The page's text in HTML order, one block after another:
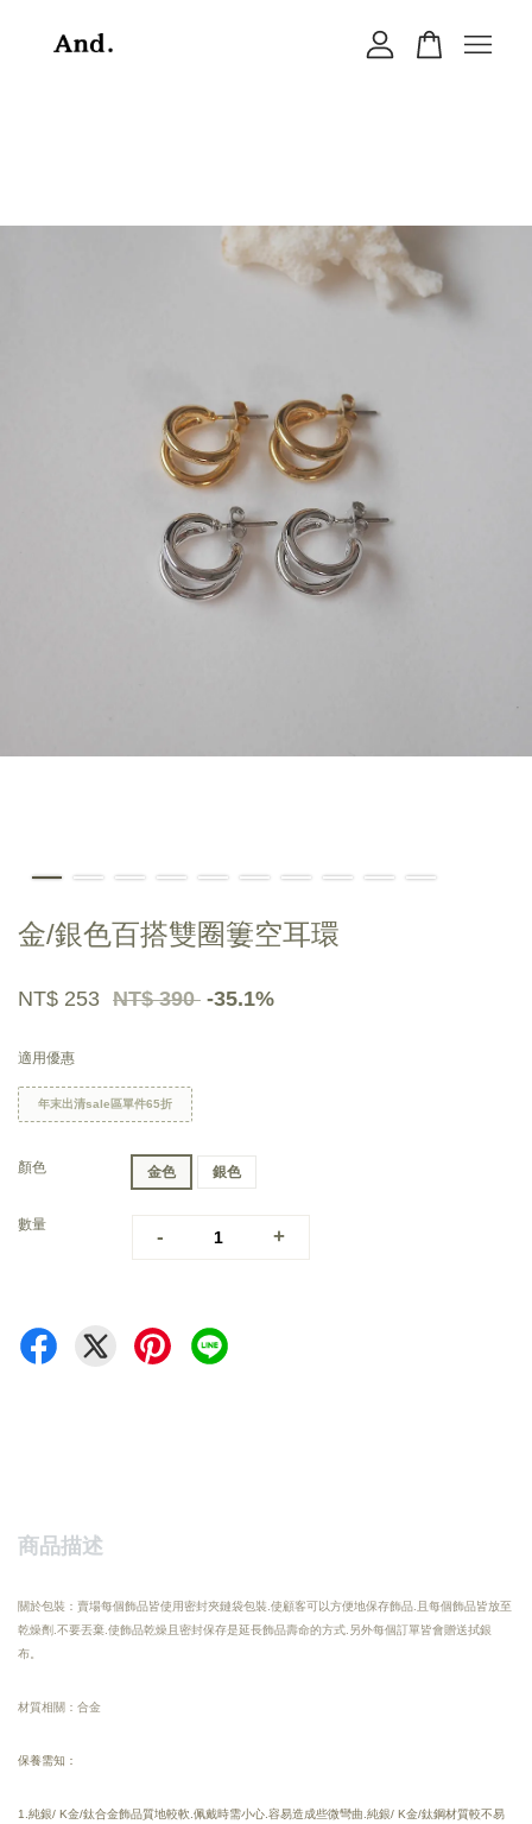
金/銀色百搭雙圈簍空耳環
NT$ 253 NT$ 390 -35.1%
適用優惠
年末出清sale區單件65折
顏色 金色 銀色
數量
- +
商品描述
關於包裝：賣場每個飾品皆使用密封夾鏈袋包裝.使顧客可以方便地保存飾品.且每個飾品皆放至
乾燥劑.不要丟棄.使飾品乾燥且密封保存是延長飾品壽命的方式.另外每個訂單皆會贈送拭銀
布。
材質相關：合金
保養需知：
1.純銀/ K金/鈦合金飾品質地較軟.佩戴時需小心.容易造成些微彎曲.純銀/ K金/鈦鋼材質較不易